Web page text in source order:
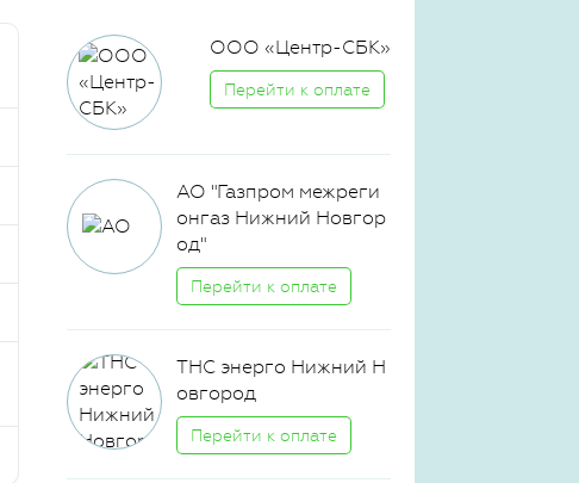
ООО «Центр-СБК»
Перейти к оплате
АО "Газпром межреги
онгаз Нижний Новгор
од"
Перейти к оплате
ТНС энерго Нижний Н
овгород
Перейти к оплате